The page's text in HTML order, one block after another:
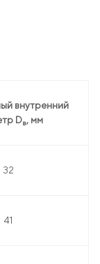
внутренний
Dв, мм
32
41